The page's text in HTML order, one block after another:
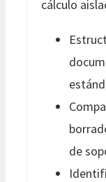
cálculo
de